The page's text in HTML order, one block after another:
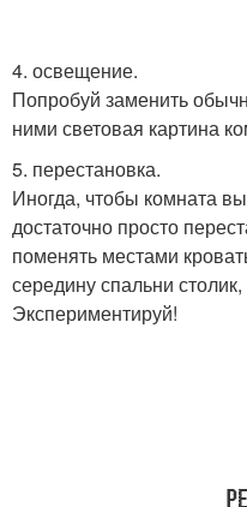
4. освещение.
Попробуй заменить
ними световая картина
5. перестановка.
Иногда, чтобы комната
достаточно просто
поменять местами
середину спальни
Экспериментируй!